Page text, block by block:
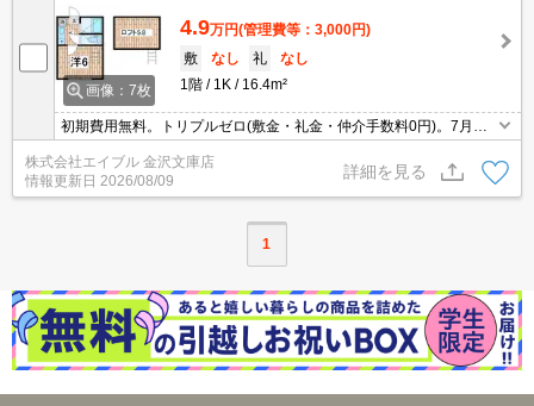
画像：7枚
4.9万円(管理費等：3,000円)
敷
なし 礼
なし
1階
1K 16.4m²
初期費用無料。トリプルゼロ(敷金・礼金・仲介手数料0円)。7月末
までの契約に限り、火災保険料・保証料は貸主負担。鍵交換代0
円。バス・トイレ別。ロフト付き。当社オススメの物件。クレジッ
トで家賃支払可。
株式会社エイブル 金沢文庫店
情報更新日 2026/08/09
詳細を見る
1